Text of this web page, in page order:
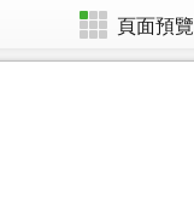
頁面預覽